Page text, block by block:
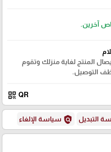
آخرين.
المنتج لغاية منزلك وتقوم
التوصيل.
QR
qr_code
التبديل policy سياسة الإلغاء